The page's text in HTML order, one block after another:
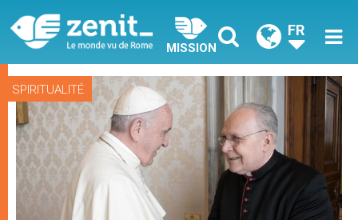
MISSION
FR
SPIRITUALITÉ